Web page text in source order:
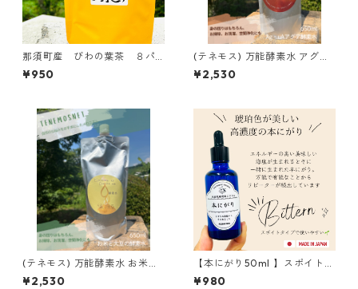
那須町産 びわの葉茶 ８パ
ック入り 国産 無添加 農
薬不使用 ティーパック 枇
¥950
(テネモス) 万能酵素水 アグア
Ag・uA 650ml
¥2,530
(テネモス) 万能酵素水 お米と
大豆の酵素水 650ml
¥2,530
【本にがり50ml 】スポイトタ
イプ
¥980